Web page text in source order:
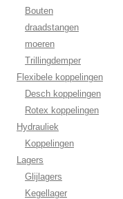
Bouten
draadstangen
moeren
Trillingdemper
Flexibele koppelingen
Desch koppelingen
Rotex koppelingen
Hydrauliek
Koppelingen
Lagers
Glijlagers
Kegellager